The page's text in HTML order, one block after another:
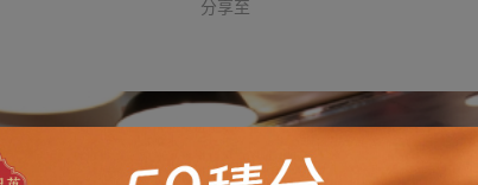
分享至